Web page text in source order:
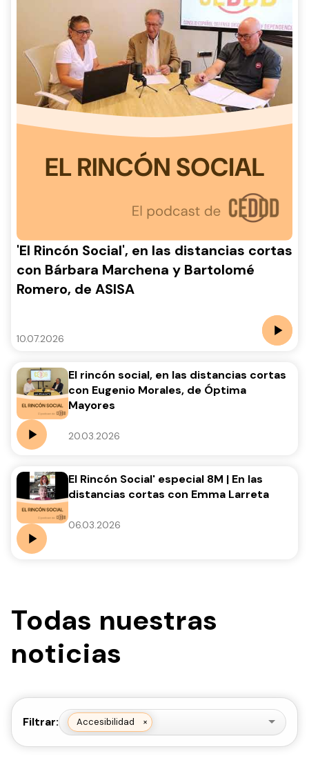
'El Rincón Social', en las distancias cortas
con Bárbara Marchena y Bartolomé
Romero, de ASISA
10.07.2026
El rincón social, en las distancias cortas
con Eugenio Morales, de Óptima
Mayores
20.03.2026
El Rincón Social' especial 8M | En las
distancias cortas con Emma Larreta
06.03.2026
Todas nuestras
noticias
Filtrar: Accesibilidad ×